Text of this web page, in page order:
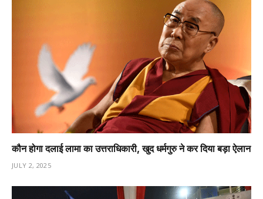
कौन होगा दलाई लामा का उत्तराधिकारी, खुद धर्मगुरु ने कर दिया बड़ा ऐलान
JULY 2, 2025